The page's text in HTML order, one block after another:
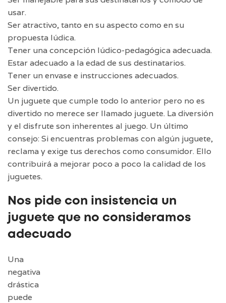
usar.
Ser atractivo, tanto en su aspecto como en su
propuesta lúdica.
Tener una concepción lúdico-pedagógica adecuada.
Estar adecuado a la edad de sus destinatarios.
Tener un envase e instrucciones adecuados.
Ser divertido.
Un juguete que cumple todo lo anterior pero no es
divertido no merece ser llamado juguete. La diversión
y el disfrute son inherentes al juego. Un último
consejo: Si encuentras problemas con algún juguete,
reclama y exige tus derechos como consumidor. Ello
contribuirá a mejorar poco a poco la calidad de los
juguetes.
Nos pide con insistencia un
juguete que no consideramos
adecuado
Una
negativa
drástica
puede